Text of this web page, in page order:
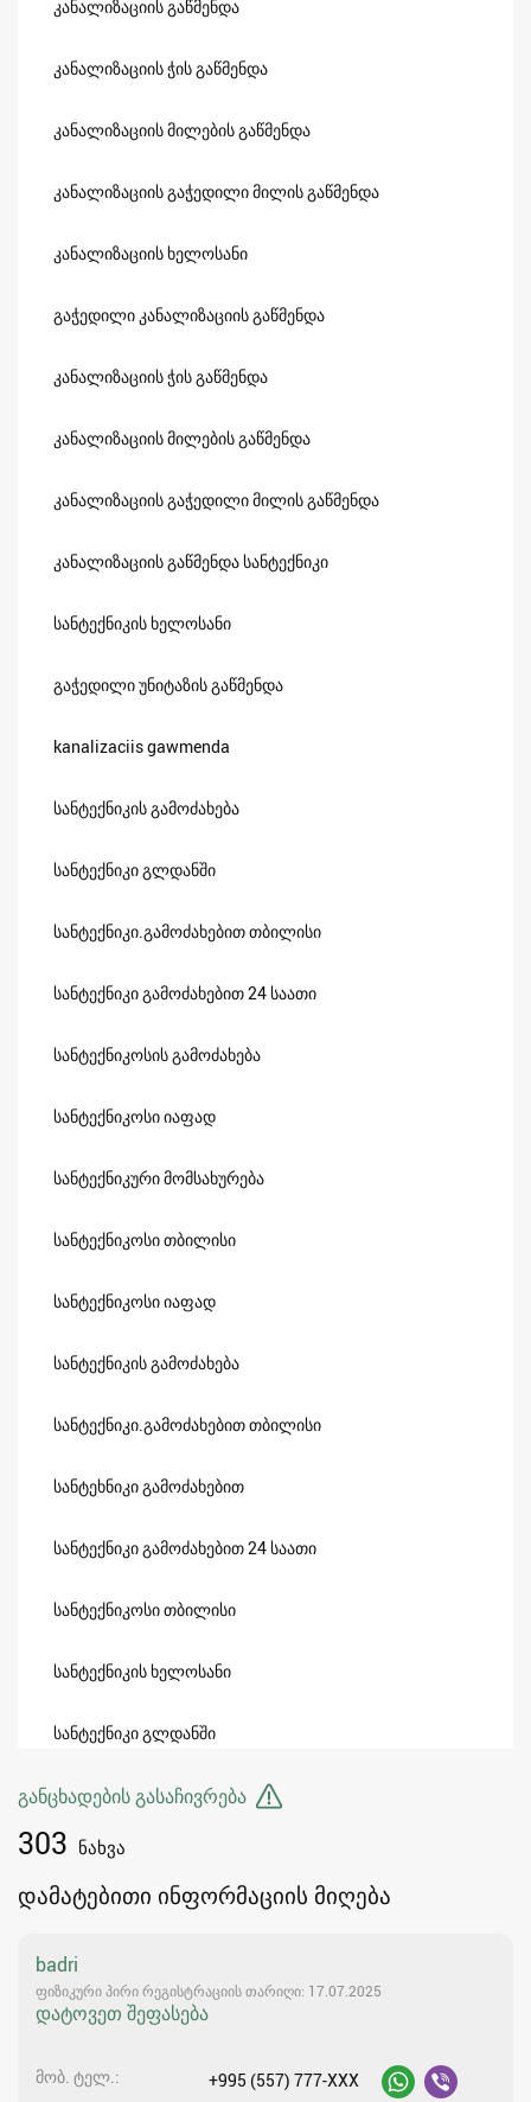
კანალიზაციის გაწმენდა
კანალიზაციის ჭის გაწმენდა
კანალიზაციის მილების გაწმენდა
კანალიზაციის გაჭედილი მილის გაწმენდა
კანალიზაციის ხელოსანი
გაჭედილი კანალიზაციის გაწმენდა
კანალიზაციის ჭის გაწმენდა
კანალიზაციის მილების გაწმენდა
კანალიზაციის გაჭედილი მილის გაწმენდა
კანალიზაციის გაწმენდა სანტექნიკი
სანტექნიკის ხელოსანი
გაჭედილი უნიტაზის გაწმენდა
kanalizaciis gawmenda
სანტექნიკის გამოძახება
სანტექნიკი გლდანში
სანტექნიკი.გამოძახებით თბილისი
სანტექნიკი გამოძახებით 24 საათი
სანტექნიკოსის გამოძახება
სანტექნიკოსი იაფად
სანტექნიკური მომსახურება
სანტექნიკოსი თბილისი
სანტექნიკოსი იაფად
სანტექნიკის გამოძახება
სანტექნიკი.გამოძახებით თბილისი
სანტეხნიკი გამოძახებით
სანტექნიკი გამოძახებით 24 საათი
სანტექნიკოსი თბილისი
სანტექნიკის ხელოსანი
სანტექნიკი გლდანში
განცხადების გასაჩივრება
303 ნახვა
დამატებითი ინფორმაციის მიღება
badri
ფიზიკური პირი რეგისტრაციის თარიღი: 17.07.2025
დატოვეთ შეფასება
მობ. ტელ.
+995 (557) 777-XXX